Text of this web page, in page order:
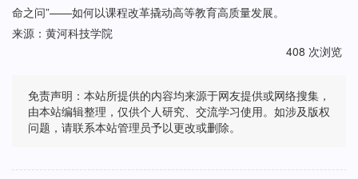
命之问”——如何以课程改革撬动高等教育高质量发展。
来源：黄河科技学院
408 次浏览
免责声明：本站所提供的内容均来源于网友提供或网络搜集，
由本站编辑整理，仅供个人研究、交流学习使用。如涉及版权
问题，请联系本站管理员予以更改或删除。